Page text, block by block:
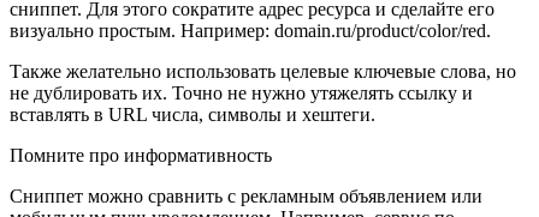
сниппет. Для этого сократите адрес ресурса и сделайте его
визуально простым. Например: domain.ru/product/color/red.
Также желательно использовать целевые ключевые слова, но
не дублировать их. Точно не нужно утяжелять ссылку и
вставлять в URL числа, символы и хештеги.
Помните про информативность
Сниппет можно сравнить с рекламным объявлением или